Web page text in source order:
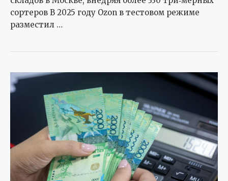
сортеров В 2025 году Ozon в тестовом режиме
разместил …